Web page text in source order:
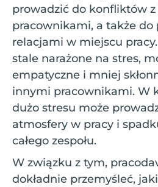
prowadzić do konfliktów
pracownikami, a także do
relacjami w miejscu
stale narażone na stres,
empatyczne i mniej
innymi pracownikami. W
dużo stresu może
atmosfery w pracy i
całego zespołu.
W związku z tym,
dokładnie przemyśleć,